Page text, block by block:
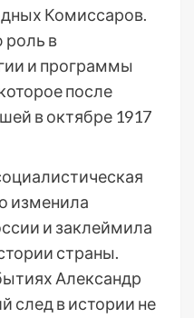
Комиссаров.
роль в
и программы
после
в октябре 1917
изменила
и заклеймила
страны.
Александр
след в истории не